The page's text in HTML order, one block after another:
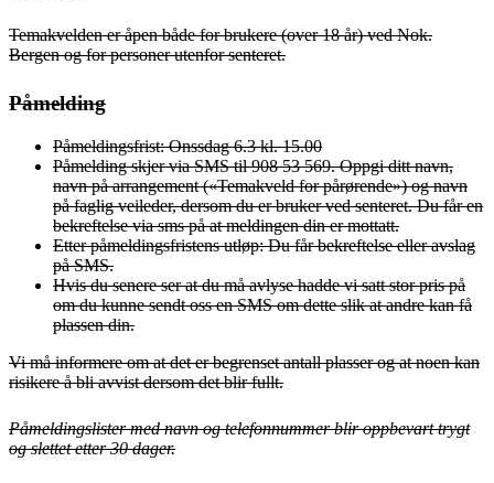
Temakvelden er åpen både for brukere (over 18 år) ved Nok.
Bergen og for personer utenfor senteret.
Påmelding
Påmeldingsfrist: Onssdag 6.3 kl. 15.00
Påmelding skjer via SMS til 908 53 569. Oppgi ditt navn,
navn på arrangement («Temakveld for pårørende») og navn
på faglig veileder, dersom du er bruker ved senteret. Du får en
bekreftelse via sms på at meldingen din er mottatt.
Etter påmeldingsfristens utløp: Du får bekreftelse eller avslag
på SMS.
Hvis du senere ser at du må avlyse hadde vi satt stor pris på
om du kunne sendt oss en SMS om dette slik at andre kan få
plassen din.
Vi må informere om at det er begrenset antall plasser og at noen kan
risikere å bli avvist dersom det blir fullt.
Påmeldingslister med navn og telefonnummer blir oppbevart trygt
og slettet etter 30 dager.